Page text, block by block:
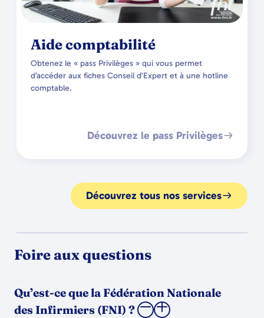
Aide comptabilité
Obtenez le « pass Privilèges » qui vous permet
d’accéder aux fiches Conseil d’Expert et à une hotline
comptable.
Découvrez le pass Privilèges
Découvrez tous nos services
Foire aux questions
Qu’est-ce que la Fédération Nationale
des Infirmiers (FNI) ?